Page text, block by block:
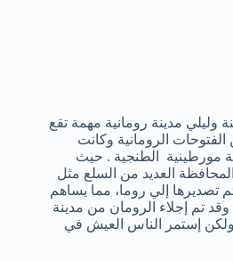
وليلي مدينة رومانية مهمة تقع
الرومانية وكانت
مورطينية الطنجية . حيث
العديد من السلع مثل
تصديرها إلي روما، مما يساهم
تم إجلاء الرومان من مدينة
ولكن إستمر الناس العيش في